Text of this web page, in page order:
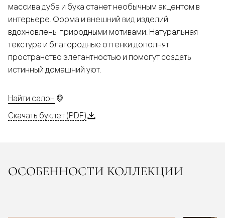
массива дуба и бука станет необычным акцентом в
интерьере. Форма и внешний вид изделий
вдохновлены природными мотивами. Натуральная
текстура и благородные оттенки дополнят
пространство элегантностью и помогут создать
истинный домашний уют.
Найти салон
Скачать буклет (PDF)
ОСОБЕННОСТИ КОЛЛЕКЦИИ